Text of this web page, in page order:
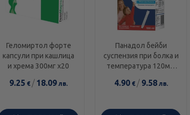
Геломиртол форте
капсули при кашлица
и хрема 300мг х20
9.25 € / 18.09 лв.
Панадол бейби
суспензия при болка и
температура 120мг/
4.90€ / 9.58лв.